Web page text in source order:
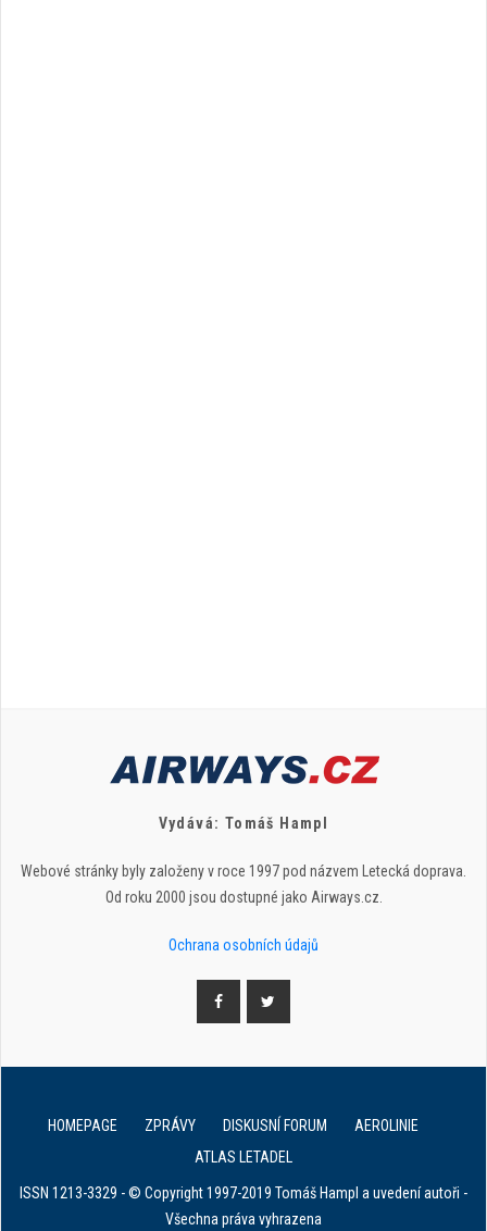
Vydává: Tomáš Hampl
Webové stránky byly založeny v roce 1997 pod názvem Letecká doprava.
Od roku 2000 jsou dostupné jako Airways.cz.
Ochrana osobních údajů
HOMEPAGE ZPRÁVY DISKUSNÍ FORUM
AEROLINIE
ATLAS LETADEL
ISSN 1213-3329 - © Copyright 1997-2019 Tomáš Hampl a uvedení autoři -
Všechna práva vyhrazena